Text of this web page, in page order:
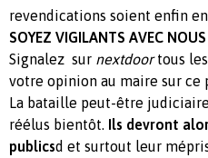
revendications soient enfin
SOYEZ VIGILANTS AVEC
Signalez sur nextdoortous
votre opinion au maire sur ce
La bataille peut-être
réélus bientôt. Ils devront
publicsd et surtout leur